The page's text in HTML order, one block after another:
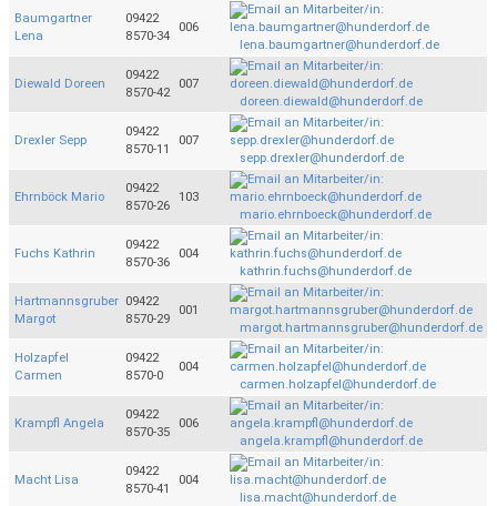
Baumgartner
Lena
09422
8570-34
006
lena.baumgartner@hunderdorf.de
Diewald Doreen
09422
8570-42
007
doreen.diewald@hunderdorf.de
Drexler Sepp
09422
8570-11
007
sepp.drexler@hunderdorf.de
Ehrnböck Mario
09422
8570-26
103
mario.ehrnboeck@hunderdorf.de
Fuchs Kathrin
09422
8570-36
004
kathrin.fuchs@hunderdorf.de
Hartmannsgruber
Margot
09422
8570-29
001
margot.hartmannsgruber@hunderdorf.de
Holzapfel
Carmen
09422
8570-0
004
carmen.holzapfel@hunderdorf.de
Krampfl Angela
09422
8570-35
006
angela.krampfl@hunderdorf.de
Macht Lisa
09422
8570-41
004
lisa.macht@hunderdorf.de